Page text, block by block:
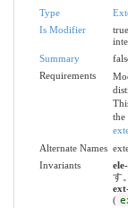
Type
Is Modifier
Summary
Requirements
the
Alternate Names
Invariants
す
(